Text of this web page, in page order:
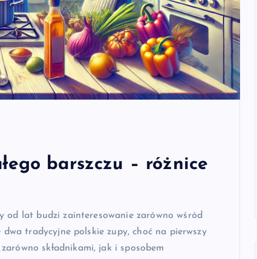
barszczu – różnice
od lat budzi zainteresowanie zarówno wśród
tradycyjne polskie zupy, choć na pierwszy
składnikami, jak i sposobem